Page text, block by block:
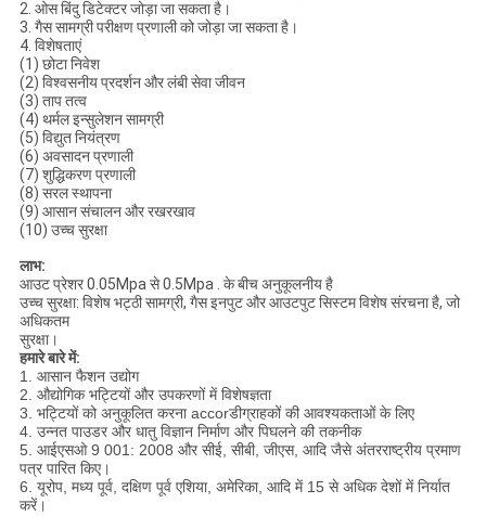
2. ओस बिंदु डिटेक्टर जोड़ा जा सकता है।
3. गैस सामग्री परीक्षण प्रणाली को जोड़ा जा सकता है।
4. विशेषताएं
(1) छोटा निवेश
(2) विश्वसनीय प्रदर्शन और लंबी सेवा जीवन
(3) ताप तत्व
(4) थर्मल इन्सुलेशन सामग्री
(5) विद्युत नियंत्रण
(6) अवसादन प्रणाली
(7) शुद्धिकरण प्रणाली
(8) सरल स्थापना
(9) आसान संचालन और रखरखाव
(10) उच्च सुरक्षा
लाभ:
आउट प्रेशर 0.05Mpa से 0.5Mpa . के बीच अनुकूलनीय है
उच्च सुरक्षा: विशेष भट्ठी सामग्री, गैस इनपुट और आउटपुट सिस्टम विशेष संरचना है, जो
अधिकतम
सुरक्षा।
हमारे बारे में:
1. आसान फैशन उद्योग
2. औद्योगिक भट्टियों और उपकरणों में विशेषज्ञता
3. भट्टियों को अनुकूलित करना accorडीग्राहकों की आवश्यकताओं के लिए
4. उन्नत पाउडर और धातु विज्ञान निर्माण और पिघलने की तकनीक
5. आईएसओ 9 001: 2008 और सीई, सीबी, जीएस, आदि जैसे अंतरराष्ट्रीय प्रमाण
पत्र पारित किए।
6. यूरोप, मध्य पूर्व, दक्षिण पूर्व एशिया, अमेरिका, आदि में 15 से अधिक देशों में निर्यात
करें।